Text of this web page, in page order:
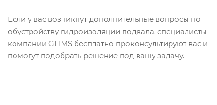
Если у вас возникнут дополнительные вопросы по
обустройству гидроизоляции подвала, специалисты
компании GLIMS бесплатно проконсультируют вас и
помогут подобрать решение под вашу задачу.